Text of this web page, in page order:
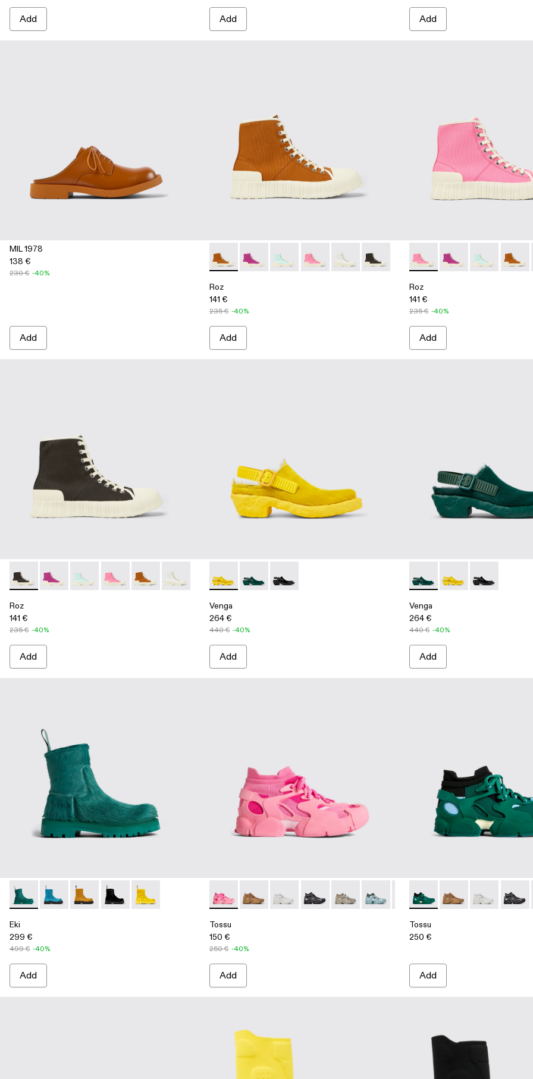
Add Add Add
MIL 1978
138 €
230 € -40%
Add
Roz - A700002-003 - Brown
Roz - A700002-006
Roz - A700002-005
Roz - A700002-004 - Pink
Roz - A700002-002 - White recycled cotton
Roz - A700002-001 - Black recycled
Roz
141 €
235 € -40%
Add
Roz - A700002-004 - Pink
Roz - A700002-006
Roz - Roz -
Roz
141 €
235 € -40%
Add
Roz - A700002-001 - Black recycled cotton sneakers
Roz - A700002-006
Roz - A700002-005
Roz - A700002-004 - Pink
Roz - A700002-003 - Brown
Roz - A700002-002 - White recycled cotton sneakers
Roz
141 €
235 € -40%
Add
Venga - A500007-003 - Yellow
Venga - A500007-002 - Green
Venga - A500007-001 - Black
Venga
264 €
440 € -40%
Add
Venga - A500007-002 - Green
Venga - A500007-003
Venga -
Venga
264 €
440 € -40%
Add
Eki - A700001-002 - Green
Eki - A700001-005
Eki - A700001-004
Eki - A700001-003
Eki - A700001-001 - Yellow
Eki
299 €
499 € -40%
Add
Tossu - A500005-004 - Multicolor
Tossu - A500005-040
Tossu - A500005-034
Tossu - A500005-033
Tossu - A500005-032
Tossu - A500005-031
Tossu - A500005-028
Tossu - A500005-026
Tossu - A500005-
Tossu -
Tossu
150 €
250 € -40%
Add
Tossu - A500005-003 -
Tossu - A500005-
Tossu -Tossu
Tossu
250 €
Add